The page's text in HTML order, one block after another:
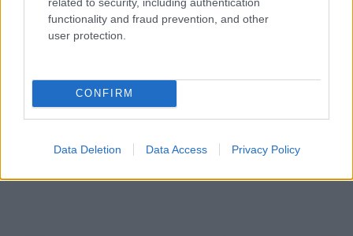
functionality and fraud prevention, and other
user protection.
CONFIRM
Data Deletion Data Access Privacy Policy
Köves Slomó: Aggasztó, hogy Orbán
Viktor a Vadhajtásokat nevezte a fő
hírforrásának
Magyarországot